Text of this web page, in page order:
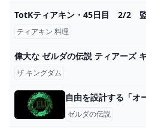
ティアキン 料理
ザ キングダム
ゼルダの伝説